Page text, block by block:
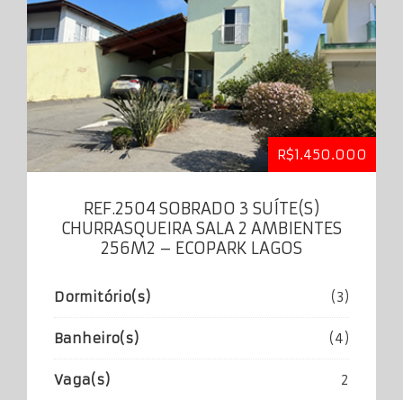
R$1.450.000
REF.2504 SOBRADO 3 SUÍTE(S)
CHURRASQUEIRA SALA 2 AMBIENTES
256M2 – ECOPARK LAGOS
Dormitório(s) (3)
Banheiro(s) (4)
Vaga(s) 2